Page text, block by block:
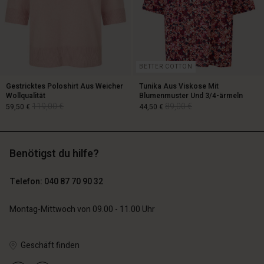
Konto
Konto
Gestricktes Poloshirt Aus Weicher
Wollqualität
59,50 €
BETTER COTTON
Tunika Aus Viskose Mit
Blumenmuster Und 3/4-ärmeln
44,50 €
Benötigst du hilfe?
Telefon: 040 87 70 90 32
Montag-Mittwoch von 09.00 - 11.00 Uhr
Geschäft finden